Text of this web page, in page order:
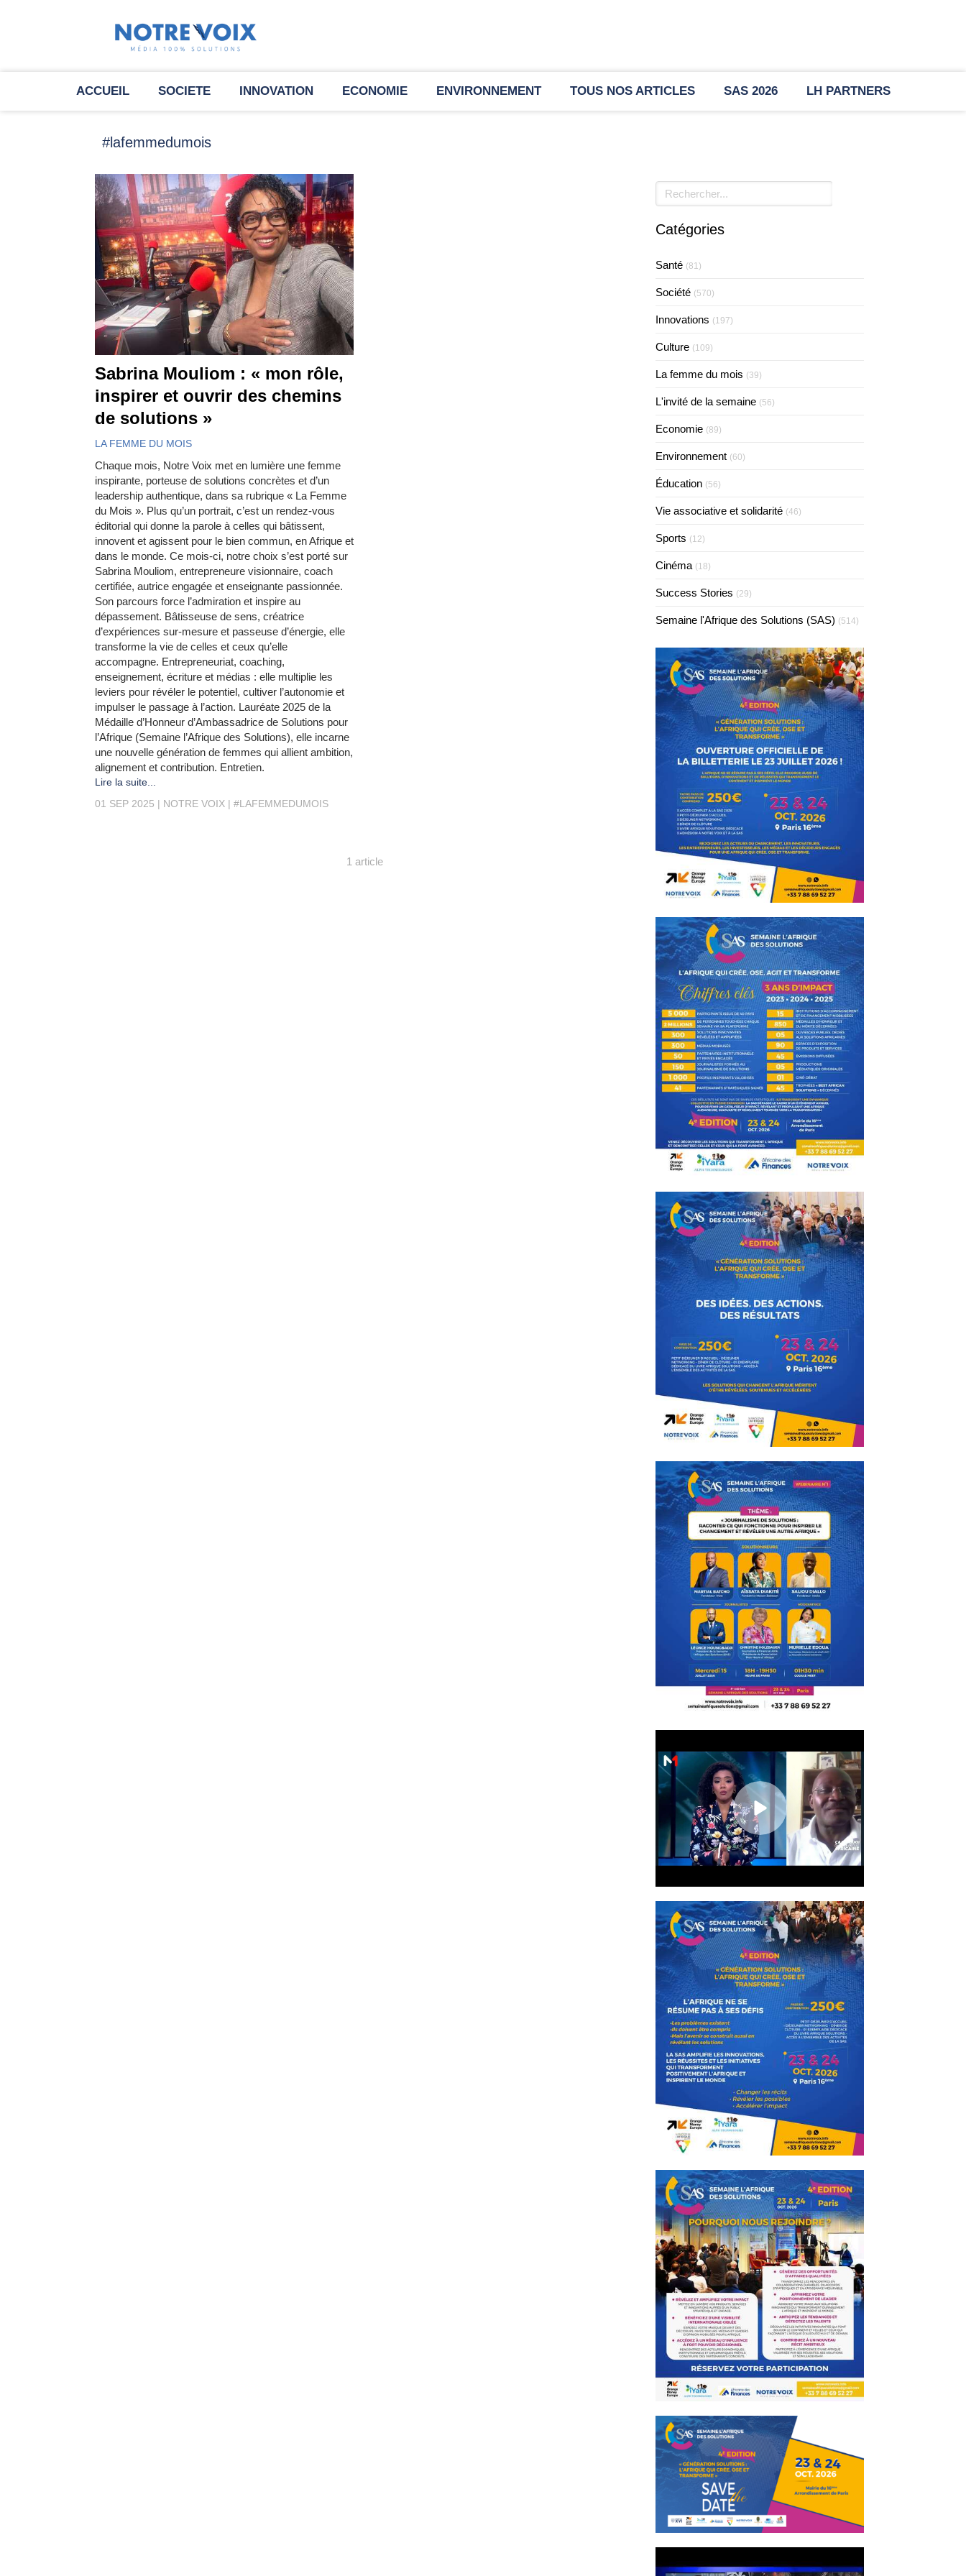
ACCUEIL SOCIETE INNOVATION ECONOMIE ENVIRONNEMENT TOUS NOS ARTICLES SAS 2026 LH PARTNERS
#lafemmedumois
Sabrina Mouliom : « mon rôle,
inspirer et ouvrir des chemins
de solutions »
LA FEMME DU MOIS
Chaque mois, Notre Voix met en lumière une femme
inspirante, porteuse de solutions concrètes et d’un
leadership authentique, dans sa rubrique « La Femme
du Mois ». Plus qu’un portrait, c’est un rendez-vous
éditorial qui donne la parole à celles qui bâtissent,
innovent et agissent pour le bien commun, en Afrique et
dans le monde. Ce mois-ci, notre choix s’est porté sur
Sabrina Mouliom, entrepreneure visionnaire, coach
certifiée, autrice engagée et enseignante passionnée.
Son parcours force l’admiration et inspire au
dépassement. Bâtisseuse de sens, créatrice
d’expériences sur-mesure et passeuse d’énergie, elle
transforme la vie de celles et ceux qu’elle
accompagne. Entrepreneuriat, coaching,
enseignement, écriture et médias : elle multiplie les
leviers pour révéler le potentiel, cultiver l’autonomie et
impulser le passage à l’action. Lauréate 2025 de la
Médaille d’Honneur d’Ambassadrice de Solutions pour
l’Afrique (Semaine l’Afrique des Solutions), elle incarne
une nouvelle génération de femmes qui allient ambition,
alignement et contribution. Entretien.
Lire la suite...
01 SEP 2025
NOTRE VOIX #LAFEMMEDUMOIS
1 article
Rechercher
Catégories
Santé (81)
Société (570)
Innovations (197)
Culture (109)
La femme du mois (39)
L'invité de la semaine (56)
Economie (89)
Environnement (60)
Éducation (56)
Vie associative et solidarité (46)
Sports (12)
Cinéma (18)
Success Stories (29)
Semaine l'Afrique des Solutions (SAS) (514)